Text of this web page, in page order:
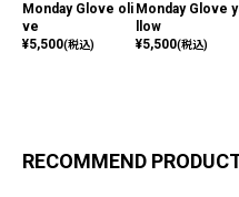
Monday Glove oli
ve
¥5,500(税込)
Monday Glove
llow
¥5,500(税込)
RECOMMEND